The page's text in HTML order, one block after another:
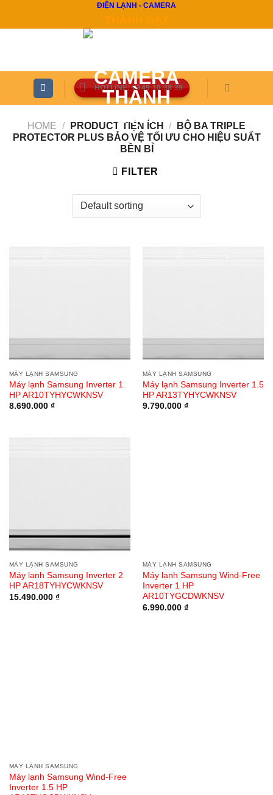
ĐIỆN LẠNH - CAMERA
HOTLINE: 0349 10 38 39
HOME / PRODUCT TIỆN ÍCH /
BỘ BA TRIPLE
PROTECTOR PLUS BẢO VỆ TỐI ƯU CHO HIỆU SUẤT
BỀN BỈ
FILTER
MÁY LẠNH SAMSUNG
Máy lạnh Samsung Inverter 1
HP AR10TYHYCWKNSV
8.690.000 ₫
MÁY LẠNH SAMSUNG
Máy lạnh Samsung Inverter 1.5
HP AR13TYHYCWKNSV
9.790.000 ₫
MÁY LẠNH SAMSUNG
Máy lạnh Samsung Inverter 2
HP AR18TYHYCWKNSV
15.490.000 ₫
MÁY LẠNH SAMSUNG
Máy lạnh Samsung Wind-Free
Inverter 1 HP
AR10TYGCDWKNSV
6.990.000 ₫
MÁY LẠNH SAMSUNG
Máy lạnh Samsung Wind-Free
Inverter 1.5 HP